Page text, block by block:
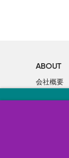
ABOUT
会社概要